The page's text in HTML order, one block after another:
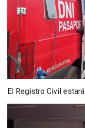
El Registro Civil